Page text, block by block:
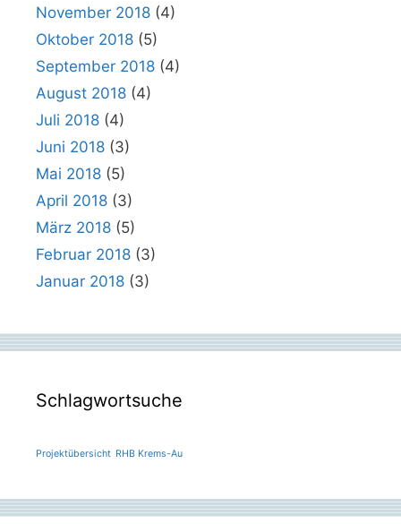
November 2018 (4)
Oktober 2018 (5)
September 2018 (4)
August 2018 (4)
Juli 2018 (4)
Juni 2018 (3)
Mai 2018 (5)
April 2018 (3)
März 2018 (5)
Februar 2018 (3)
Januar 2018 (3)
Schlagwortsuche
Projektübersicht RHB Krems-Au